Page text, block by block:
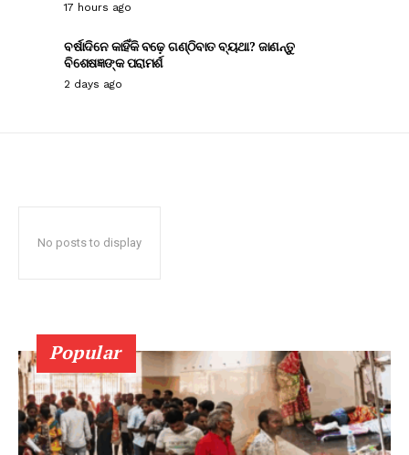
17 hours ago
ବର୍ଷାଦିନେ କାହିଁକି ବଢ଼େ ଗଣ୍ଠିବାତ ବ୍ୟଥା? ଜାଣନ୍ତୁ
ବିଶେଷଜ୍ଞଙ୍କ ପରାମର୍ଶ
2 days ago
No posts to display
Popular